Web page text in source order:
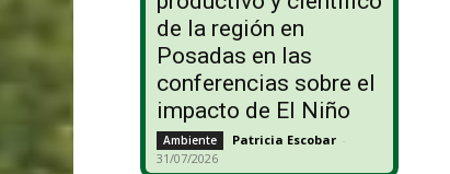
de la región en
Posadas en las
conferencias sobre el
impacto de El Niño
Ambiente Patricia Escobar -
31/07/2026